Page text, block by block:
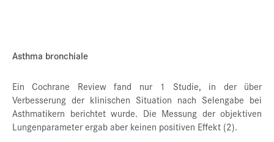
Asthma bronchiale
Ein Cochrane Review fand nur 1 Studie, in der über
Verbesserung der klinischen Situation nach Selengabe bei
Asthmatikern berichtet wurde. Die Messung der objektiven
Lungenparameter ergab aber keinen positiven Effekt (2).